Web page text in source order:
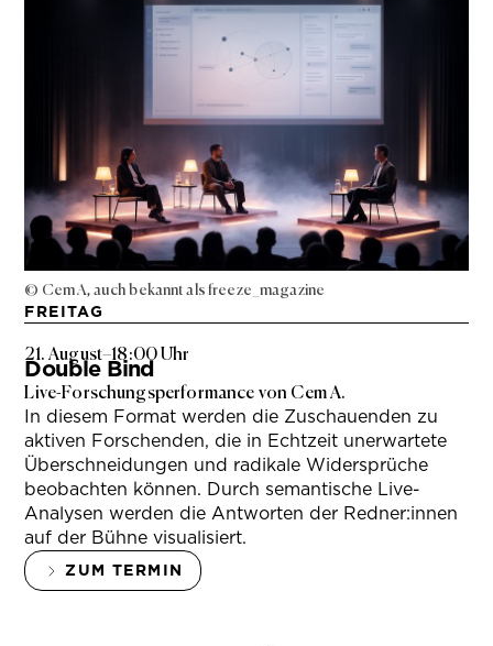
© Cem A, auch bekannt als freeze_magazine
FREITAG
21. August–18:00 Uhr
Double Bind
Live-Forschungsperformance von Cem A.
In diesem Format werden die Zuschauenden zu
aktiven Forschenden, die in Echtzeit unerwartete
Überschneidungen und radikale Widersprüche
beobachten können. Durch semantische Live-
Analysen werden die Antworten der Redner:innen
auf der Bühne visualisiert.
ZUM TERMIN